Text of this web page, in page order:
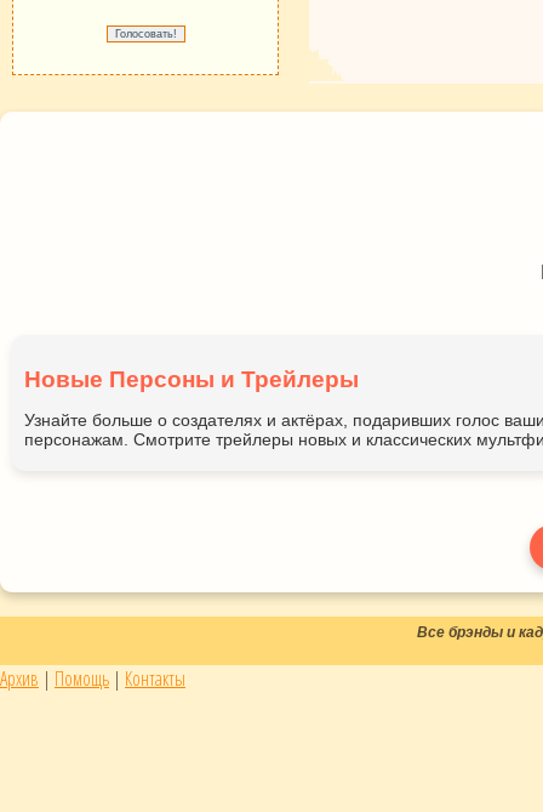
Новые Персоны и Трейлеры
Узнайте больше о создателях и актёрах, подаривших голос
персонажам. Смотрите трейлеры новых и классических
Все брэнды и
Архив | Помощь | Контакты